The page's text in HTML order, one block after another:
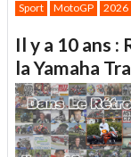
Sport MotoGP 2026
Il y a 10 ans :
la Yamaha